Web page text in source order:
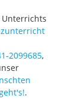
Unterrichts
2099685,
.